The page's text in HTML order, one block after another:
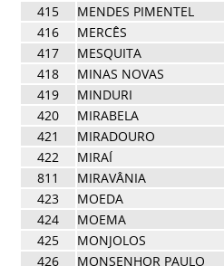
415
MENDES PIMENTEL
416
MERCÊS
417
MESQUITA
418
MINAS NOVAS
419
MINDURI
420
MIRABELA
421
MIRADOURO
422
MIRAÍ
811
MIRAVÂNIA
423
MOEDA
424
MOEMA
425
MONJOLOS
426
MONSENHOR PAULO